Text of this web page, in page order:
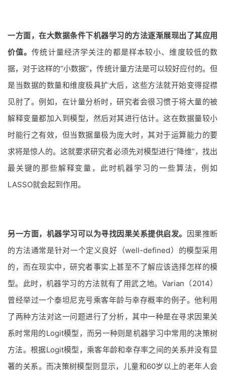
一方面，在大数据条件下机器学习的方法逐渐展现出了其应用
价值。传统计量经济学关注的都是样本较小、维度较低的数
据，对于这样的“小数据”，传统计量方法是可以较好应付的。但
是当数据的数量和维度极具扩大后，这些方法就开始变得捉襟
见肘了。例如，在计量分析时，研究者会很习惯于将大量的被
解释变量都加入到模型，然后对其进行估计。这在数据量较小
时能行之有效，但当数据量极为庞大时，其对于运算能力的要
求将是惊人的。这就要求研究者必须先对模型进行“降维”，找出
最关键的那些解释变量，此时机器学习的一些算法，例如
LASSO就会起到作用。
另一方面，机器学习可以为寻找因果关系提供启发。 因果推断
的方法通常是针对一个定义良好（well-defined）的模型采用
的，而在现实中，研究者事实上甚至不了解应该选择怎样的模
型。此时，机器学习的方法就有了用武之地。Varian（2014）
曾经举过一个泰坦尼克号乘客年龄与幸存概率的例子。他利用
了两种方法对这一问题进行了分析，其中一种是在寻求因果关
系时常用的Logit模型，而另一种则是机器学习中常用的决策树
方法。根据Logit模型，乘客年龄和幸存率之间的关系并没有显
著的关系。而决策树模型则显示，儿童和60岁以上的老年人会